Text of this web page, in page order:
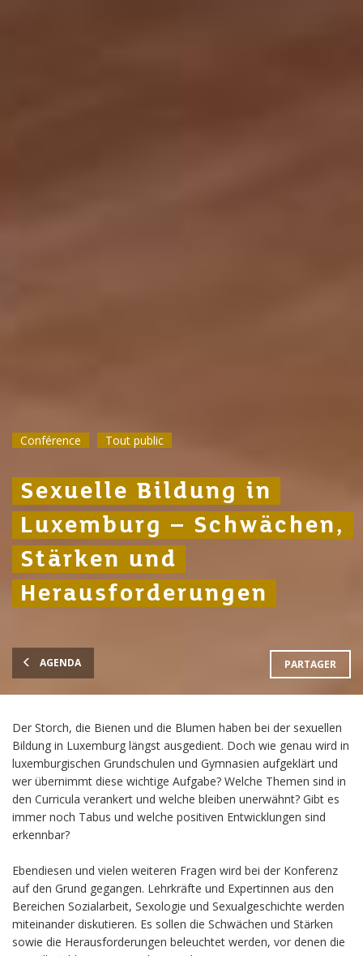
AGENDA
Conférence
Conférence
Conférence Tout public
Tout public
Tout public
Sexuelle Bildung in
Luxemburg – Schwächen,
Stärken und
Herausforderungen
Sexuelle Bildung in
Luxemburg – Schwächen,
Stärken und
Herausforderungen
Sexuelle Bildung in
Luxemburg – Schwächen,
Stärken und
Herausforderungen
PARTAGER
Der Storch, die Bienen und die Blumen haben bei der sexuellen
Bildung in Luxemburg längst ausgedient. Doch wie genau wird in
luxemburgischen Grundschulen und Gymnasien aufgeklärt und
wer übernimmt diese wichtige Aufgabe? Welche Themen sind in
den Curricula verankert und welche bleiben unerwähnt? Gibt es
immer noch Tabus und welche positiven Entwicklungen sind
erkennbar?
Ebendiesen und vielen weiteren Fragen wird bei der Konferenz
auf den Grund gegangen. Lehrkräfte und Expertinnen aus den
Bereichen Sozialarbeit, Sexologie und Sexualgeschichte werden
miteinander diskutieren. Es sollen die Schwächen und Stärken
sowie die Herausforderungen beleuchtet werden, vor denen die